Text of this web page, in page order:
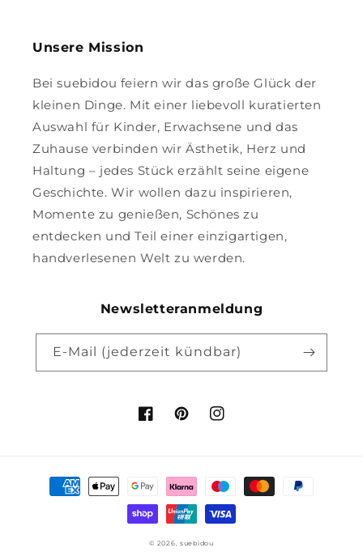
Unsere Mission
Bei suebidou feiern wir das große Glück der
kleinen Dinge. Mit einer liebevoll kuratierten
Auswahl für Kinder, Erwachsene und das
Zuhause verbinden wir Ästhetik, Herz und
Haltung – jedes Stück erzählt seine eigene
Geschichte. Wir wollen dazu inspirieren,
Momente zu genießen, Schönes zu
entdecken und Teil einer einzigartigen,
handverlesenen Welt zu werden.
Newsletteranmeldung
E-Mail (jederzeit kündbar)
FacebookPinterestInstagram
Zahlungsmethoden
© 2026, suebidou